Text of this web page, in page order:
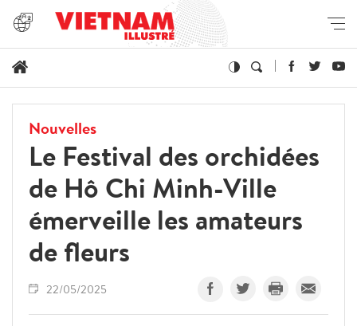
Nouvelles
Le Festival des orchidées
de Hô Chi Minh-Ville
émerveille les amateurs
de fleurs
22/05/2025